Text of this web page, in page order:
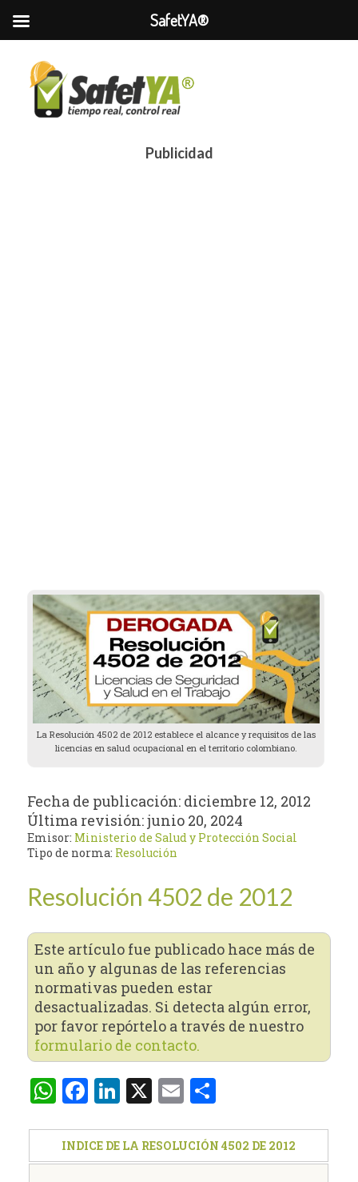
Publicidad
La Resolución 4502 de 2012 establece el alcance y requisitos de las
licencias en salud ocupacional en el territorio colombiano.
Fecha de publicación: diciembre 12, 2012
Última revisión:junio 20, 2024
Emisor: Ministerio de Salud y Protección Social
Tipo de norma: Resolución
Resolución 4502 de 2012
Este artículo fue publicado hace más de
un año y algunas de las referencias
normativas pueden estar
desactualizadas. Si detecta algún error,
por favor repórtelo a través de nuestro
formulario de contacto.
WhatsApp
Facebook
LinkedIn
X Email
INDICE DE LA RESOLUCIÓN 4502 DE 2012
SafetYA®